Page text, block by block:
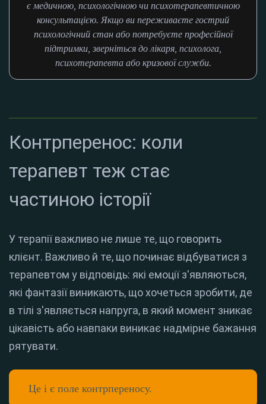
є медичною, психологічною чи психотерапевтичною
консультацією. Якщо ви переживаєте гострий
психологічний стан або потребуєте професійної
підтримки, зверніться до лікаря, психолога,
психотерапевта або кризової служби.
Контрперенос: коли
терапевт теж стає
частиною історії
У терапії важливо не лише те, що говорить
клієнт. Важливо й те, що починає відбуватися з
терапевтом у відповідь: які емоції з'являються,
які фантазії виникають, що хочеться зробити, де
в тілі з'являється напруга, в який момент зникає
цікавість або навпаки виникає надмірне бажання
рятувати.
Це і є поле контрпереносу.